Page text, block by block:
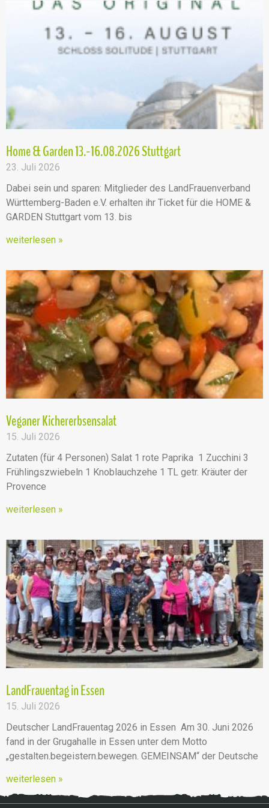
Home & Garden 13.-16.08.2026 Stuttgart
23. Juli 2026
Dabei sein und sparen: Mitglieder des LandFrauenverband
Württemberg-Baden e.V. erhalten ihr Ticket für die HOME &
GARDEN Stuttgart vom 13. bis
weiterlesen »
Veganer Kichererbsensalat
15. Juli 2026
Zutaten (für 4 Personen) Salat 1 rote Paprika 1 Zucchini 3
Frühlingszwiebeln 1 Knoblauchzehe 1 TL getr. Kräuter der
Provence
weiterlesen »
LandFrauentag in Essen
15. Juli 2026
Deutscher LandFrauentag 2026 in Essen Am 30. Juni 2026
fand in der Grugahalle in Essen unter dem Motto
„gestalten.begeistern.bewegen. GEMEINSAM“ der Deutsche
weiterlesen »